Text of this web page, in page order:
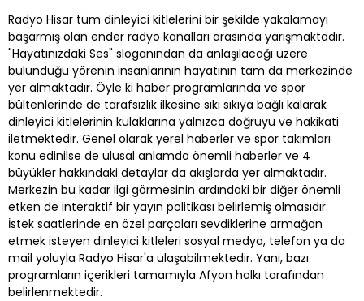
Radyo Hisar tüm dinleyici kitlelerini bir şekilde yakalamayı
başarmış olan ender radyo kanalları arasında yarışmaktadır.
"Hayatınızdaki Ses" sloganından da anlaşılacağı üzere
bulunduğu yörenin insanlarının hayatının tam da merkezinde
yer almaktadır. Öyle ki haber programlarında ve spor
bültenlerinde de tarafsızlık ilkesine sıkı sıkıya bağlı kalarak
dinleyici kitlelerinin kulaklarına yalnızca doğruyu ve hakikati
iletmektedir. Genel olarak yerel haberler ve spor takımları
konu edinilse de ulusal anlamda önemli haberler ve 4
büyükler hakkındaki detaylar da akışlarda yer almaktadır.
Merkezin bu kadar ilgi görmesinin ardındaki bir diğer önemli
etken de interaktif bir yayın politikası belirlemiş olmasıdır.
İstek saatlerinde en özel parçaları sevdiklerine armağan
etmek isteyen dinleyici kitleleri sosyal medya, telefon ya da
mail yoluyla Radyo Hisar'a ulaşabilmektedir. Yani, bazı
programların içerikleri tamamıyla Afyon halkı tarafından
belirlenmektedir.